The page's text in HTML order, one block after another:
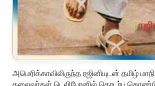
அமெரிக்காவிலிருந்த ரஜினியுடன் தமிழ்